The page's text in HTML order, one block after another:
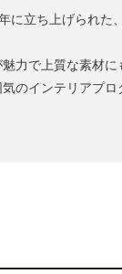
に立ち上げられ
力で上質な素材に
のインテリアプロ